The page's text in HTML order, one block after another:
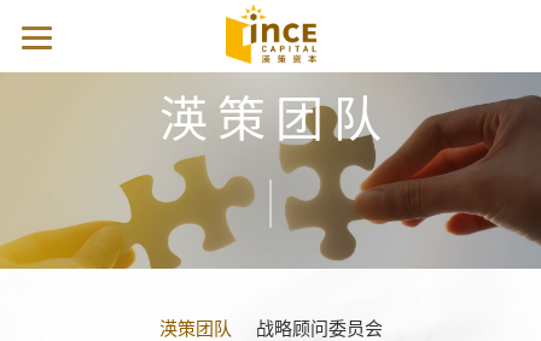
渶策团队
渶策团队 战略顾问委员会